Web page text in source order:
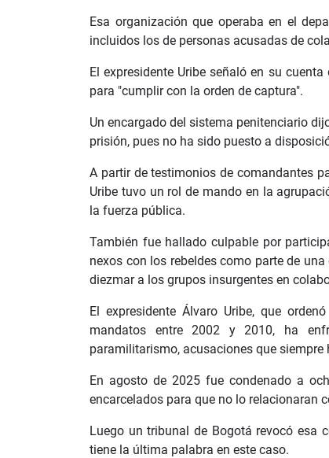
Esa organización que operaba en el
incluidos los de personas acusadas de
El expresidente Uribe señaló en su
para "cumplir con la orden de captura".
Un encargado del sistema penitenciario
prisión, pues no ha sido puesto a
A partir de testimonios de comandantes
Uribe tuvo un rol de mando en la
la fuerza pública.
También fue hallado culpable por
nexos con los rebeldes como parte de
diezmar a los grupos insurgentes en
El expresidente Álvaro Uribe, que
mandatos entre 2002 y 2010, ha
paramilitarismo, acusaciones que siempre
En agosto de 2025 fue condenado a
encarcelados para que no lo relacionaran
Luego un tribunal de Bogotá revocó esa
tiene la última palabra en este caso.